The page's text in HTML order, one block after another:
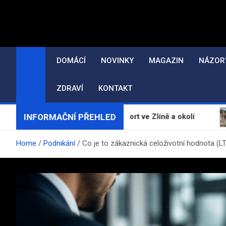
DOMÁCÍ
NOVINKY MAGAZIN
ZDRAVÍ KONTAKT
INFORMAČNÍ PŘEHLED
erotické masáže a escort ve Zlíně a okolí
Home Podnikání Co je to zákaznická celoživotní hodnota